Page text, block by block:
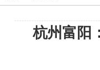
杭州富阳